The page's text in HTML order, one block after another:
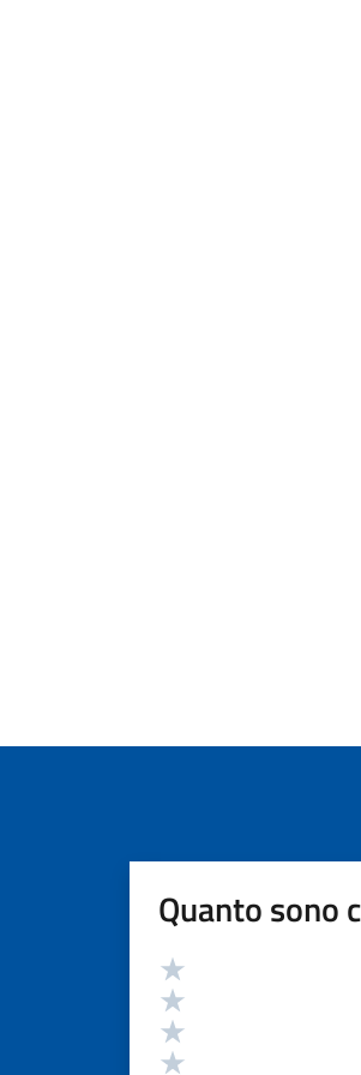
Quanto sono
Valutazione